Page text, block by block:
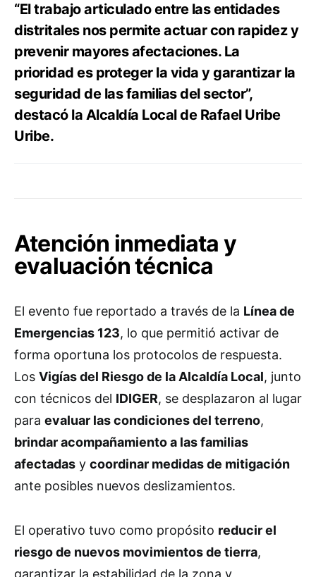
“El trabajo articulado entre las entidades
distritales nos permite actuar con rapidez y
prevenir mayores afectaciones. La
prioridad es proteger la vida y garantizar la
seguridad de las familias del sector”,
destacó la Alcaldía Local de Rafael Uribe
Uribe.
Atención inmediata y
evaluación técnica
El evento fue reportado a través de la Línea de
Emergencias 123, lo que permitió activar de
forma oportuna los protocolos de respuesta.
Los Vigías del Riesgo de la Alcaldía Local, junto
con técnicos del IDIGER, se desplazaron al lugar
para evaluar las condiciones del terreno,
brindar acompañamiento a las familias
afectadas y coordinar medidas de mitigación
ante posibles nuevos deslizamientos.
El operativo tuvo como propósito reducir el
riesgo de nuevos movimientos de tierra,